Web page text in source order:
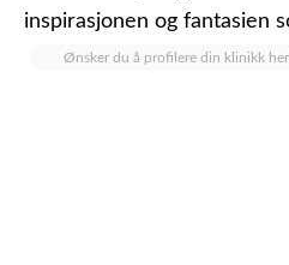
inspirasjonen og fantasien
Ønsker du å profilere din klinikk